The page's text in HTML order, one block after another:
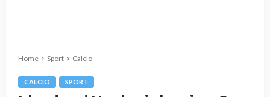
Home Sport Calcio
CALCIO SPORT